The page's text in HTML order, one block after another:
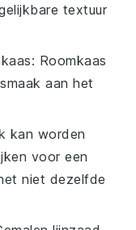
textuur
: Roomkaas
aan het
kan worden
voor een
niet dezelfde